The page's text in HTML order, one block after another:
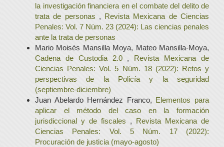
la investigación financiera en el combate del delito de
trata de personas , Revista Mexicana de Ciencias
Penales: Vol. 7 Núm. 23 (2024): Las ciencias penales
ante la trata de personas
Mario Moisés Mansilla Moya, Mateo Mansilla-Moya,
Cadena de Custodia 2.0 , Revista Mexicana de
Ciencias Penales: Vol. 5 Núm. 18 (2022): Retos y
perspectivas de la Policía y la seguridad
(septiembre-diciembre)
Juan Abelardo Hernández Franco, Elementos para
aplicar el método del caso en la formación
jurisdiccional y de fiscales , Revista Mexicana de
Ciencias Penales: Vol. 5 Núm. 17 (2022):
Procuración de justicia (mayo-agosto)